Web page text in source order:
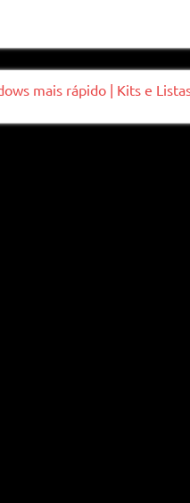
mais rápido | Kits e